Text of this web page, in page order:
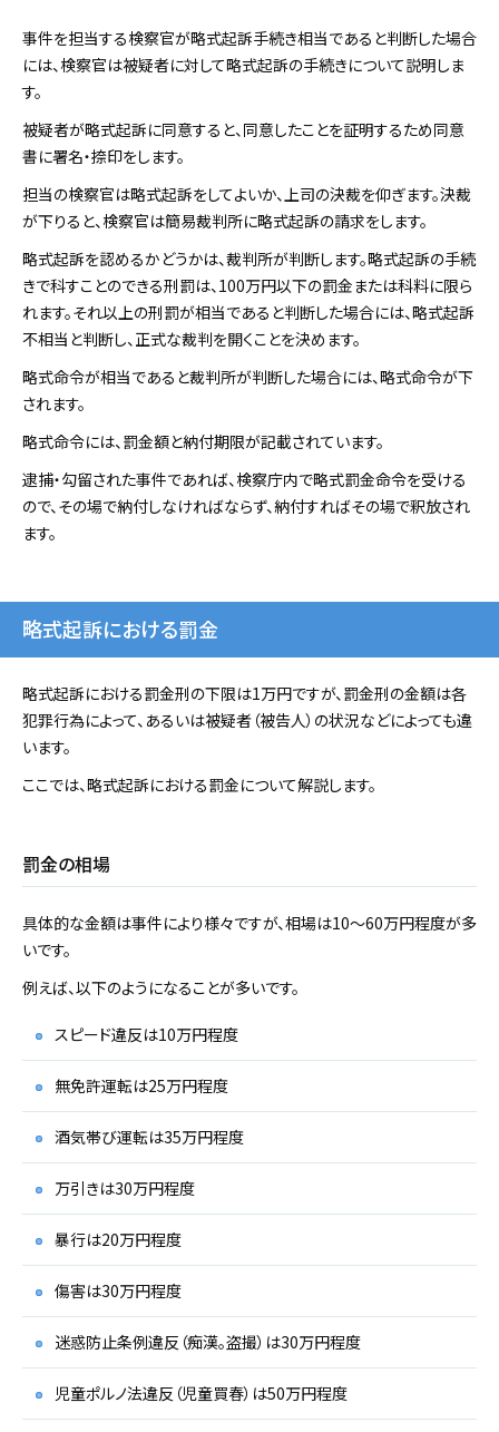
事件を担当する検察官が略式起訴手続き相当であると判断した場合
には、検察官は被疑者に対して略式起訴の手続きについて説明しま
す。
被疑者が略式起訴に同意すると、同意したことを証明するため同意
書に署名・捺印をします。
担当の検察官は略式起訴をしてよいか、上司の決裁を仰ぎます。決裁
が下りると、検察官は簡易裁判所に略式起訴の請求をします。
略式起訴を認めるかどうかは、裁判所が判断します。略式起訴の手続
きで科すことのできる刑罰は、100万円以下の罰金または科料に限ら
れます。それ以上の刑罰が相当であると判断した場合には、略式起訴
不相当と判断し、正式な裁判を開くことを決めます。
略式命令が相当であると裁判所が判断した場合には、略式命令が下
されます。
略式命令には、罰金額と納付期限が記載されています。
逮捕・勾留された事件であれば、検察庁内で略式罰金命令を受ける
ので、その場で納付しなければならず、納付すればその場で釈放され
ます。
略式起訴における罰金
略式起訴における罰金刑の下限は1万円ですが、罰金刑の金額は各
犯罪行為によって、あるいは被疑者（被告人）の状況などによっても違
います。
ここでは、略式起訴における罰金について解説します。
罰金の相場
具体的な金額は事件により様々ですが、相場は10～60万円程度が多
いです。
例えば、以下のようになることが多いです。
スピード違反は10万円程度
無免許運転は25万円程度
酒気帯び運転は35万円程度
万引きは30万円程度
暴行は20万円程度
傷害は30万円程度
迷惑防止条例違反（痴漢。盗撮）は30万円程度
児童ポルノ法違反（児童買春）は50万円程度